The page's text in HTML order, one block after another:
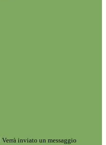
Verrà inviato un messaggio